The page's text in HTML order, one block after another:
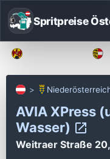
Spritpreise
AVIA XPress
Wasser)
Weitraer Straße